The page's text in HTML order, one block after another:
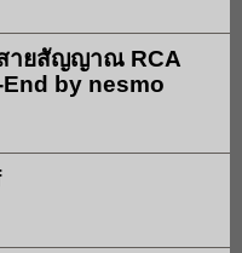
ายสัญญาณ RCA
by nesmo